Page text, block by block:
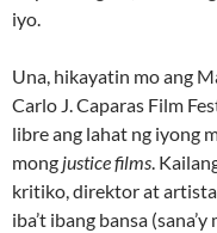
iyo.
Una, hikayatin mo ang
Carlo J. Caparas Film
libre ang lahat ng iyong
mong justice films.
kritiko, direktor at
iba’t ibang bansa